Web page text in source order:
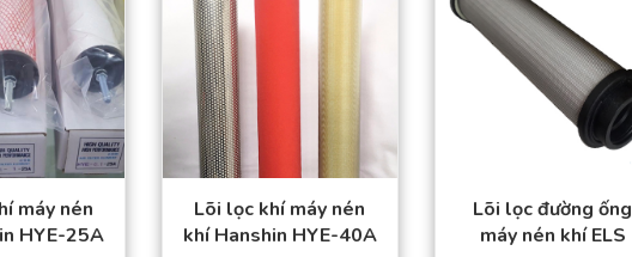
đạt tiêu
lượng
sẵn trong
tốt nhất
thuận tiện –
toàn quốc
máy nén
HYE-25A
Sản phẩm đạt tiêu
chuẩn chất lượng
Hàng có sẵn trong
kho
Giá thành tốt nhất
thị trường.
Đặt mua thuận tiện –
Giao hàng toàn quốc
Lõi lọc khí máy nén
khí Hanshin HYE-40A
Sản phẩm đạt tiêu
chuẩn chất lượng
cao.
Hàng có sẵn trong
kho
Giá thành tốt nhất thị
Đặt mua thuận tiện –
Giao hàng toàn quốc
Lõi lọc đường ống
máy nén khí ELS